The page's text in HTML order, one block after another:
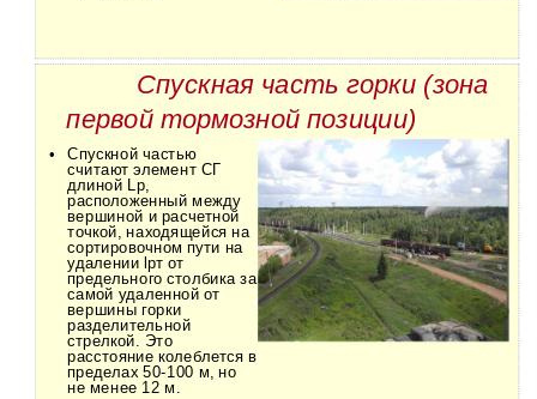
Спускная часть горки (зона
первой тормозной позиции)
•
Спускной частью
считают элемент СГ
длиной Lр,
расположенный между
вершиной и расчетной
точкой, находящейся на
сортировочном пути на
удалении lрт от
предельного столбика за
самой удаленной от
вершины горки
разделительной
стрелкой. Это
расстояние колеблется в
пределах50-100 м, но
не менее 12 м.